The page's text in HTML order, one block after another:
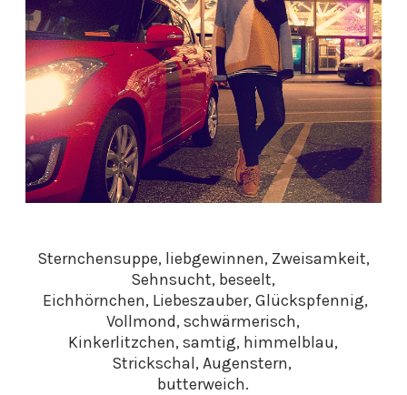
Sternchensuppe, liebgewinnen, Zweisamkeit,
Sehnsucht, beseelt,
Eichhörnchen, Liebeszauber, Glückspfennig,
Vollmond, schwärmerisch,
Kinkerlitzchen, samtig, himmelblau,
Strickschal, Augenstern,
butterweich.